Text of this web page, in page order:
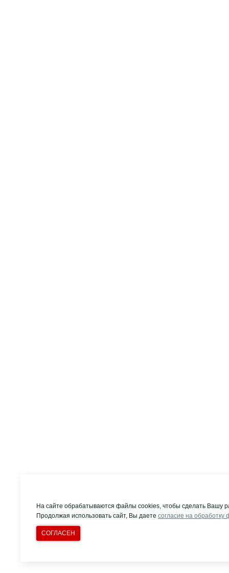
На сайте обрабатываются файлы cookies, чтобы сделать Вашу
Продолжая использовать сайт, Вы даете согласие на обработку
СОГЛАСЕН